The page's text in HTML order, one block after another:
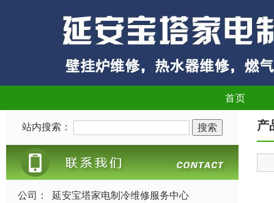
首页
站内搜索：
公司：
延安宝塔家电制冷维修服务中心
产